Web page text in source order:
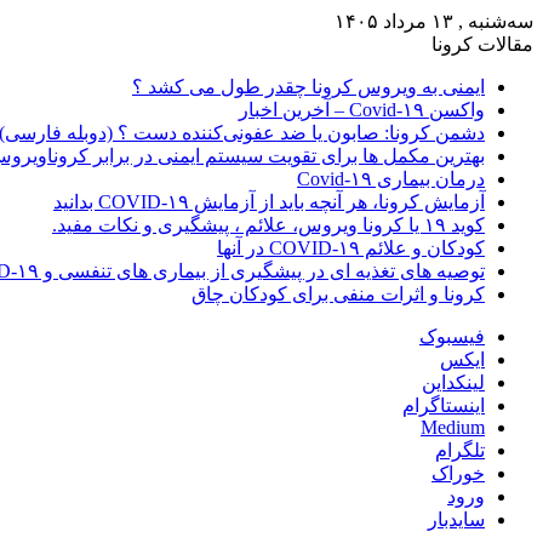
سه‌شنبه , ۱۳ مرداد ۱۴۰۵
مقالات کرونا
ایمنی به ویروس کرونا چقدر طول می کشد ؟
واکسن Covid-۱۹ – آخرین اخبار
دشمن کرونا: صابون یا ضد عفونی‌کننده دست ؟ (دوبله فارسی)
بهترین مکمل ها برای تقویت سیستم ایمنی در برابر
درمان بیماری Covid-۱۹
آزمایش کرونا، هر آنچه باید از آزمایش COVID-۱۹ بدانید
کوید ۱۹ یا کرونا ویروس، علائم ، پیشگیری و نکات مفید.
کودکان و علائم COVID-۱۹ در آنها
توصیه های تغذیه ای در پیشگیری از بیماری های تنفسی و COVID-۱۹
کرونا و اثرات منفی برای کودکان چاق
فیسبوک
ایکس
لینکداین
اینستاگرام
Medium
تلگرام
خوراک
ورود
سایدبار